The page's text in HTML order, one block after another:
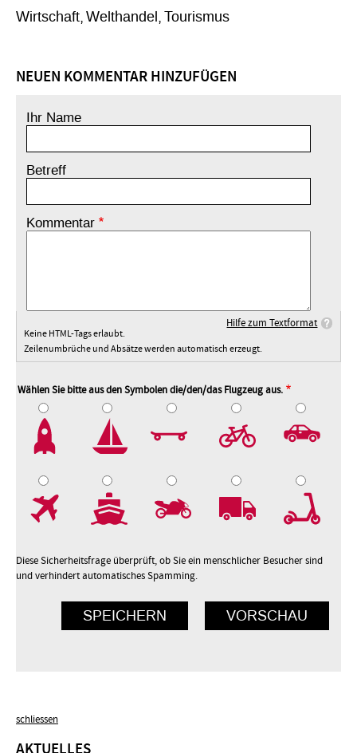
Wirtschaft Welthandel Tourismus
NEUEN KOMMENTAR HINZUFÜGEN
Ihr Name
Betreff
Kommentar
Hilfe zum Textformat
Keine HTML-Tags erlaubt.
Zeilenumbrüche und Absätze werden automatisch erzeugt.
Wählen Sie bitte aus den Symbolen die/den/das Flugzeug aus.
Diese Sicherheitsfrage überprüft, ob Sie ein menschlicher Besucher sind
und verhindert automatisches Spamming.
schliessen